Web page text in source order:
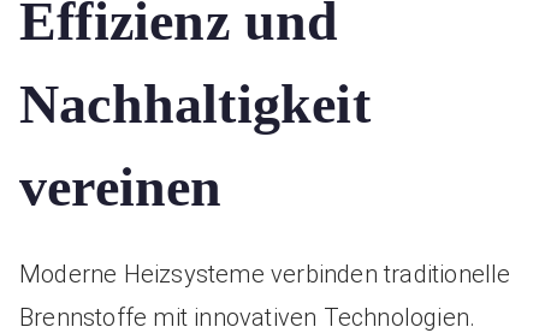
Effizienz und
Nachhaltigkeit
vereinen
Moderne Heizsysteme verbinden traditionelle
Brennstoffe mit innovativen Technologien.